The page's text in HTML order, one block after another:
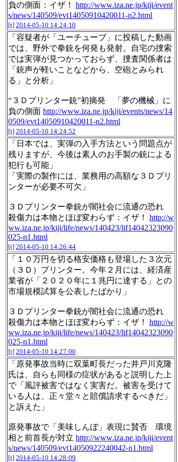
負の側面：イザ！ http://www.iza.ne.jp/kiji/event
s/news/140509/evt14050910420011-n2.html
[t] 2014-05-10 14:24:10
「容疑者が「ユーチューブ」に投稿した動画
では、野外で拳銃を何発も発射。自宅の捜索
では実弾が見つかっておらず、捜査関係者は
「銃声が軽いことなどから、空砲とみられ
る」と分析」
“３Ｄプリンター銃”初摘発 「夢の機械」に
負の側面 http://www.iza.ne.jp/kiji/events/news/14
0509/evt14050910420011-n2.html
[t] 2014-05-10 14:24:52
「日本では、実弾の入手方法という問題点が
残りますが、今後は素人のお手製の銃による
犯行も可能」
「実際の製作には、業務用の高額な３Ｄプリ
ンターが必要不可欠」
３Ｄプリンター拳銃が闇社会に流通の恐れ
殺傷力は本物とほぼ変わらず：イザ！ http://w
ww.iza.ne.jp/kiji/life/news/140423/lif14042323090
025-n1.html
[t] 2014-05-10 14:26:44
「１０万円を切る格安価格も登場した３次元
（３Ｄ）プリンター。今年２月には、経済産
業省が「２０２０年に１兆円に達する」との
市場規模試算を公表したばかり」
３Ｄプリンター拳銃が闇社会に流通の恐れ
殺傷力は本物とほぼ変わらず：イザ！ http://w
ww.iza.ne.jp/kiji/life/news/140423/lif14042323090
025-n1.html
[t] 2014-05-10 14:27:00
「原発事故当時に双葉町長だった井戸川克隆
氏は、自らも同様の症状があると説明した上
で「風評被害ではなく実害だ。被害を受けて
いる人は、正々堂々と賠償請求するべきだ」
と訴えた」
原発事故で「美味しんぼ」表現に賛否 環境
相と前首長が対立 http://www.iza.ne.jp/kiji/event
s/news/140509/evt14050922240042-n1.html
[t] 2014-05-10 14:28:09